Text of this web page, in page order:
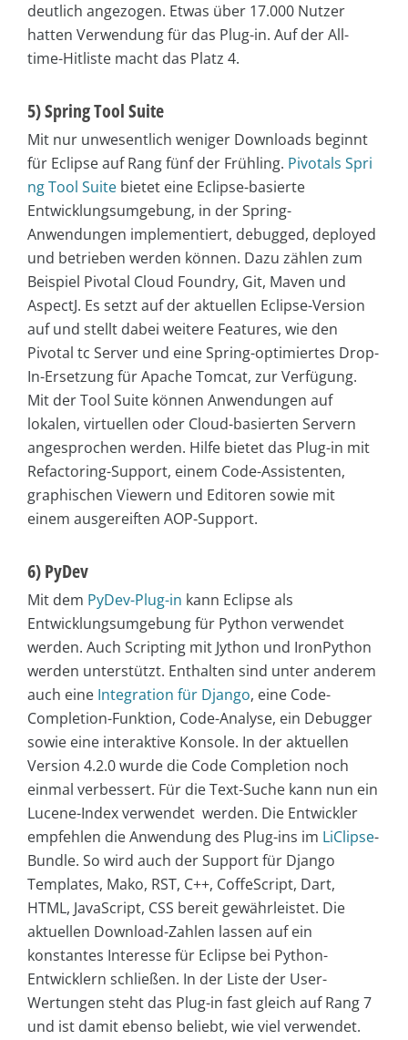
deutlich angezogen. Etwas über 17.000 Nutzer
hatten Verwendung für das Plug-in. Auf der All-
time-Hitliste macht das Platz 4.
5) Spring Tool Suite
Mit nur unwesentlich weniger Downloads beginnt
für Eclipse auf Rang fünf der Frühling. Pivotals Spri
ng Tool Suite bietet eine Eclipse-basierte
Entwicklungsumgebung, in der Spring-
Anwendungen implementiert, debugged, deployed
und betrieben werden können. Dazu zählen zum
Beispiel Pivotal Cloud Foundry, Git, Maven und
AspectJ. Es setzt auf der aktuellen Eclipse-Version
auf und stellt dabei weitere Features, wie den
Pivotal tc Server und eine Spring-optimiertes Drop-
In-Ersetzung für Apache Tomcat, zur Verfügung.
Mit der Tool Suite können Anwendungen auf
lokalen, virtuellen oder Cloud-basierten Servern
angesprochen werden. Hilfe bietet das Plug-in mit
Refactoring-Support, einem Code-Assistenten,
graphischen Viewern und Editoren sowie mit
einem ausgereiften AOP-Support.
6) PyDev
Mit dem PyDev-Plug-in kann Eclipse als
Entwicklungsumgebung für Python verwendet
werden. Auch Scripting mit Jython und IronPython
werden unterstützt. Enthalten sind unter anderem
auch eine Integration für Django, eine Code-
Completion-Funktion, Code-Analyse, ein Debugger
sowie eine interaktive Konsole. In der aktuellen
Version 4.2.0 wurde die Code Completion noch
einmal verbessert. Für die Text-Suche kann nun ein
Lucene-Index verwendet werden. Die Entwickler
empfehlen die Anwendung des Plug-ins im LiClipse-
Bundle. So wird auch der Support für Django
Templates, Mako, RST, C++, CoffeScript, Dart,
HTML, JavaScript, CSS bereit gewährleistet. Die
aktuellen Download-Zahlen lassen auf ein
konstantes Interesse für Eclipse bei Python-
Entwicklern schließen. In der Liste der User-
Wertungen steht das Plug-in fast gleich auf Rang 7
und ist damit ebenso beliebt, wie viel verwendet.